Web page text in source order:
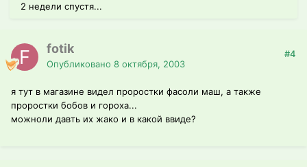
2 недели спустя...
fotik
Опубликовано 8 октября, 2003
#4
я тут в магазине видел проростки фасоли маш, а также
проростки бобов и гороха...
можноли давть их жако и в какой ввиде?